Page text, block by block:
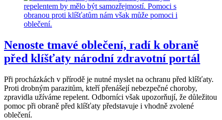
Nenoste tmavé oblečení, radí k obraně
před klíšťaty národní zdravotní portál
Při procházkách v přírodě je nutné myslet na ochranu před klíšťaty.
Proti drobným parazitům, kteří přenášejí nebezpečné choroby,
zpravidla užíváme repelent. Odborníci však upozorňují, že důležitou
pomoc při obraně před klíšťaty představuje i vhodně zvolené
oblečení.